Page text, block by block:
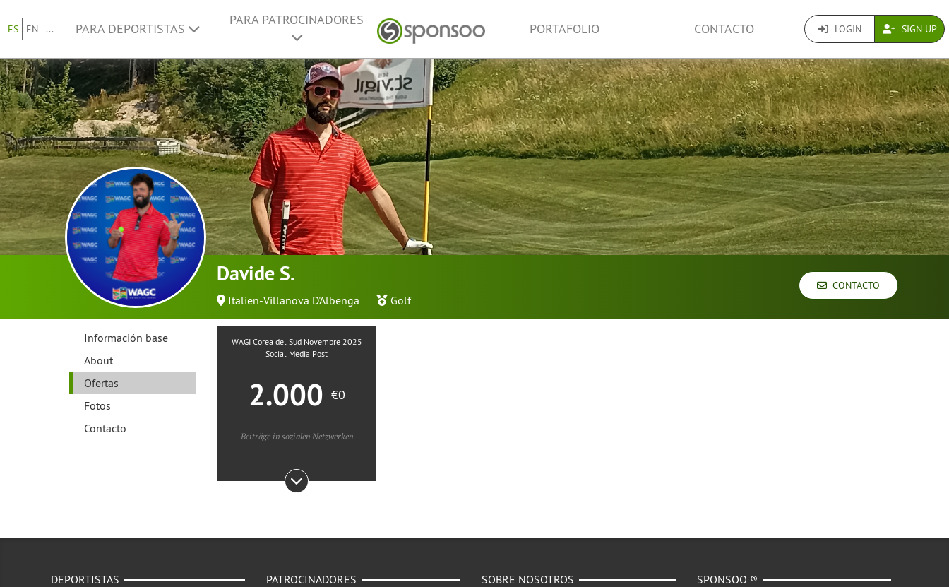
ES EN ... PARA DEPORTISTAS
PARA PATROCINADORES
PORTAFOLIO CONTACTO LOGIN SIGN UP
Davide S.
Italien-Villanova D'Albenga Golf
CONTACTO
Información base
About
Ofertas
Fotos
Contacto
WAGI Corea del Sud Novembre 2025
Social Media Post
2.000 €0
Beiträge in sozialen Netzwerken
DEPORTISTAS PATROCINADORES SOBRE NOSOTROS SPONSOO ®